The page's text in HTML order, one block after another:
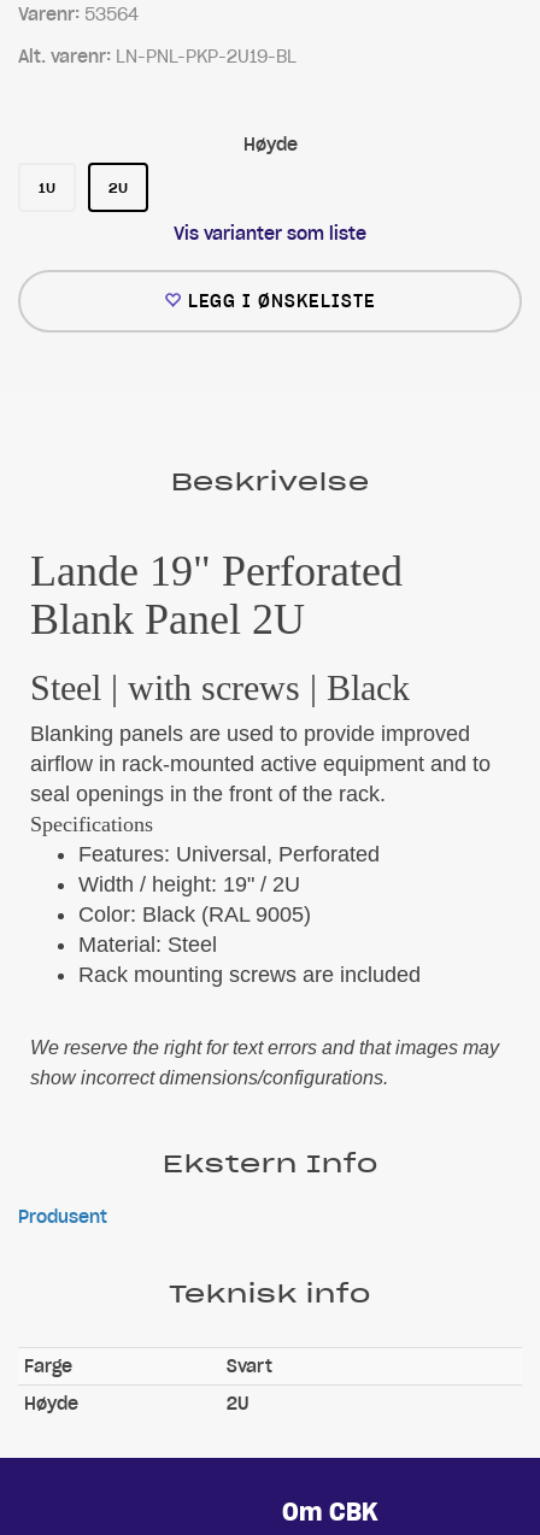
Varenr: 53564
Alt. varenr: LN-PNL-PKP-2U19-BL
Høyde
1U 2U
Vis varianter som liste
LEGG I ØNSKELISTE
Beskrivelse
Lande 19" Perforated
Blank Panel 2U
Steel | with screws | Black
Blanking panels are used to provide improved
airflow in rack-mounted active equipment and to
seal openings in the front of the rack.
Specifications
Features: Universal, Perforated
Width / height: 19" / 2U
Color: Black (RAL 9005)
Material: Steel
Rack mounting screws are included
We reserve the right for text errors and that images may
show incorrect dimensions/configurations.
Ekstern Info
Produsent
Teknisk info
Farge
Svart
Høyde
2U
Om CBK